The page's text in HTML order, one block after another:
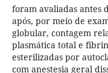
foram avaliadas antes
após, por meio de
globular, contagem
plasmática total e
esterilizadas por
com anestesia geral